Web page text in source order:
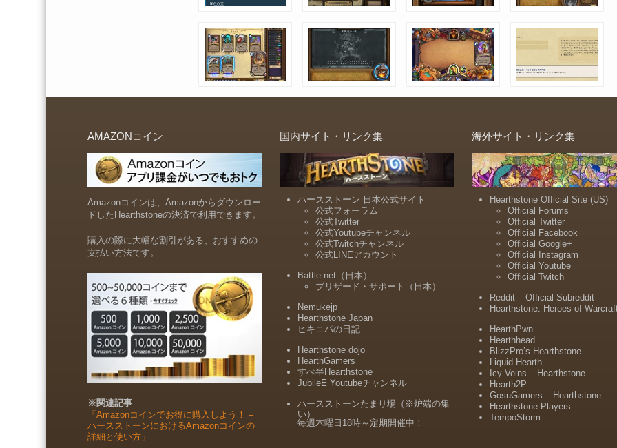
AMAZONコイン
Amazonコインは、Amazonからダウンロー
ドしたHearthstoneの決済で利用できます。
購入の際に大幅な割引がある、おすすめの
支払い方法です。
※関連記事
「Amazonコインでお得に購入しよう！ –
ハースストーンにおけるAmazonコインの
詳細と使い方」
国内サイト・リンク集
ハースストーン 日本公式サイト
公式フォーラム
公式Twitter
公式Youtubeチャンネル
公式Twitchチャンネル
公式LINEアカウント
Battle.net（日本）
ブリザード・サポート（日本）
Nemukejp
Hearthstone Japan
ヒキニパの日記
Hearthstone dojo
HearthGamers
すべ半Hearthstone
JubileE Youtubeチャンネル
ハースストーンたまり場（※炉端の集
い）
毎週木曜日18時～定期開催中！
海外サイト・リンク集
Hearthstone Official Site (US)
Official Forums
Official Twitter
Official Facebook
Official Google+
Official Instagram
Official Youtube
Official Twitch
Reddit – Official Subreddit
Hearthstone: Heroes of
HearthPwn
Hearthhead
BlizzPro’s Hearthstone
Liquid Hearth
Icy Veins – Hearthstone
Hearth2P
GosuGamers – Hearthstone
Hearthstone Players
TempoStorm